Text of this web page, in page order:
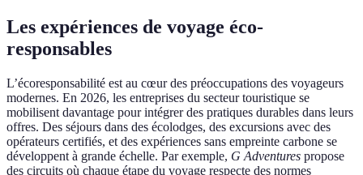
Les expériences de voyage éco-
responsables
L’écoresponsabilité est au cœur des préoccupations des voyageurs
modernes. En 2026, les entreprises du secteur touristique se
mobilisent davantage pour intégrer des pratiques durables dans leurs
offres. Des séjours dans des écolodges, des excursions avec des
opérateurs certifiés, et des expériences sans empreinte carbone se
développent à grande échelle. Par exemple, G Adventures propose
des circuits où chaque étape du voyage respecte des normes